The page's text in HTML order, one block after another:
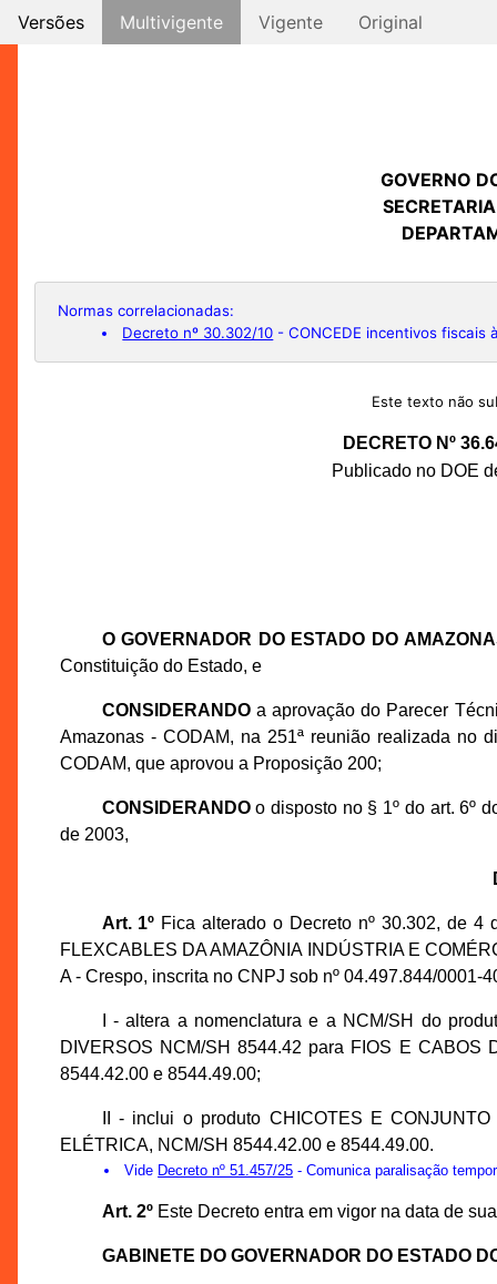
Versões Multivigente Vigente Original
GOVERNO
Normas correlacionadas:
Decreto nº 30.302/10 - CONCEDE incentivos
Este texto não
DECRETO Nº
Publicado no DOE
O GOVERNADOR DO ESTADO DO
Constituição do Estado, e
CONSIDERANDOa aprovação do Parecer
Amazonas - CODAM, na 251ª reunião realizada no
CODAM, que aprovou a Proposição 200;
CONSIDERANDOo disposto no § 1º do art. 6º
de 2003,
Art. 1º Fica alterado o Decreto nº 30.302, de 4
FLEXCABLES DA AMAZÔNIA INDÚSTRIA E
A - Crespo, inscrita no CNPJ sob nº 04.497.844/0001-
I - altera a nomenclatura e a NCM/SH do
DIVERSOS NCM/SH 8544.42 para FIOS E CABOS
8544.42.00 e 8544.49.00;
II - inclui o produto CHICOTES E
ELÉTRICA, NCM/SH 8544.42.00 e 8544.49.00.
Vide Decreto nº 51.457/25 - Comunica paralisação
Art. 2ºEste Decreto entra em vigor na data de
GABINETE DO GOVERNADOR DO ESTADO